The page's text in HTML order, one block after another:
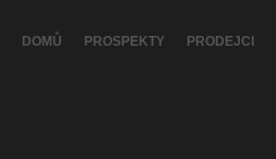
DOMŮ PROSPEKTY PRODEJCI